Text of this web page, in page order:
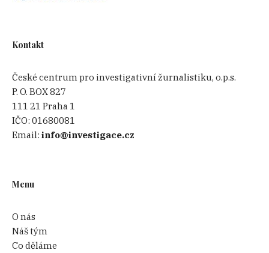
Kontakt
České centrum pro investigativní žurnalistiku, o.p.s.
P. O. BOX 827
111 21 Praha 1
IČO:01680081
Email:info@investigace.cz
Menu
O nás
Náš tým
Co děláme